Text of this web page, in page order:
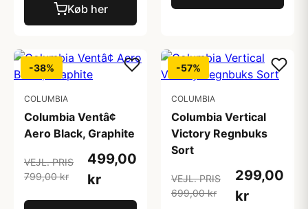
Køb her
-38%
COLUMBIA
Columbia Ventâ¢
Aero Black, Graphite
VEJL. PRIS
799,00 kr
499,00
kr
-57%
COLUMBIA
Columbia Vertical
Victory Regnbuks
Sort
VEJL. PRIS
699,00 kr
299,00
kr